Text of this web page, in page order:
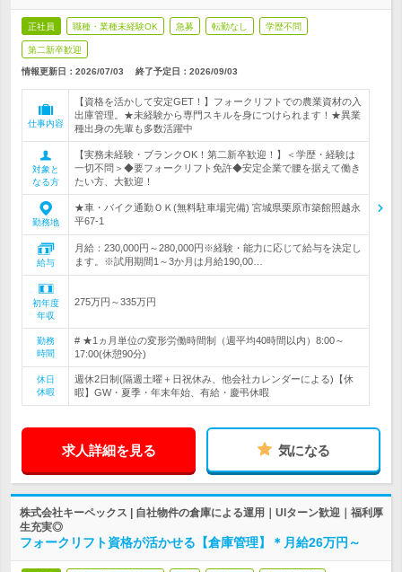
正社員 職種・業種未経験OK 急募 転勤なし 学歴不問
第二新卒歓迎
情報更新日：2026/07/03 終了予定日： 2026/09/03
仕事内容
【資格を活かして安定GET！】フォークリフトでの農業資材の入
出庫管理。★未経験から専門スキルを身につけられます！★異業
種出身の先輩も多数活躍中
対象と
なる方
【実務未経験・ブランクOK！第二新卒歓迎！】＜学歴・経験は
一切不問＞◆要フォークリフト免許◆安定企業で腰を据えて働き
たい方、大歓迎！
勤務地
★車・バイク通勤ＯＫ(無料駐車場完備) 宮城県栗原市築館照越永
平67-1
給与
月給：230,000円～280,000円※経験・能力に応じて給与を決定し
ます。※試用期間1～3か月は月給190,00…
初年度
年収
275万円～335万円
勤務
時間
# ★1ヵ月単位の変形労働時間制（週平均40時間以内）8:00～
17:00(休憩90分)
休日
休暇
週休2日制(隔週土曜＋日祝休み、他会社カレンダーによる)【休
暇】GW・夏季・年末年始、有給・慶弔休暇
求人詳細を見る 気になる
株式会社キーペックス | 自社物件の倉庫による運用｜UIターン歓迎｜福利厚
生充実◎
フォークリフト資格が活かせる【倉庫管理】＊月給26万円～